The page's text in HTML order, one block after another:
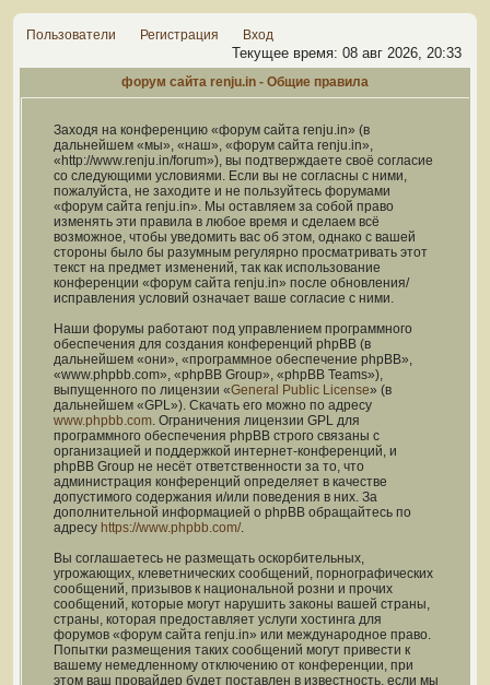
Пользователи Регистрация Вход
Текущее время: 08 авг 2026, 20:33
форум сайта renju.in - Общие правила
Заходя на конференцию «форум сайта renju.in» (в
дальнейшем «мы», «наш», «форум сайта renju.in»,
«http://www.renju.in/forum»), вы подтверждаете своё согласие
со следующими условиями. Если вы не согласны с ними,
пожалуйста, не заходите и не пользуйтесь форумами
«форум сайта renju.in». Мы оставляем за собой право
изменять эти правила в любое время и сделаем всё
возможное, чтобы уведомить вас об этом, однако с вашей
стороны было бы разумным регулярно просматривать этот
текст на предмет изменений, так как использование
конференции «форум сайта renju.in» после обновления/
исправления условий означает ваше согласие с ними.
Наши форумы работают под управлением программного
обеспечения для создания конференций phpBB (в
дальнейшем «они», «программное обеспечение phpBB»,
«www.phpbb.com», «phpBB Group», «phpBB Teams»),
выпущенного по лицензии «General Public License» (в
дальнейшем «GPL»). Скачать его можно по адресу
www.phpbb.com. Ограничения лицензии GPL для
программного обеспечения phpBB строго связаны с
организацией и поддержкой интернет-конференций, и
phpBB Group не несёт ответственности за то, что
администрация конференций определяет в качестве
допустимого содержания и/или поведения в них. За
дополнительной информацией о phpBB обращайтесь по
адресу https://www.phpbb.com/.
Вы соглашаетесь не размещать оскорбительных,
угрожающих, клеветнических сообщений, порнографических
сообщений, призывов к национальной розни и прочих
сообщений, которые могут нарушить законы вашей страны,
страны, которая предоставляет услуги хостинга для
форумов «форум сайта renju.in» или международное право.
Попытки размещения таких сообщений могут привести к
вашему немедленному отключению от конференции, при
этом ваш провайдер будет поставлен в известность, если мы